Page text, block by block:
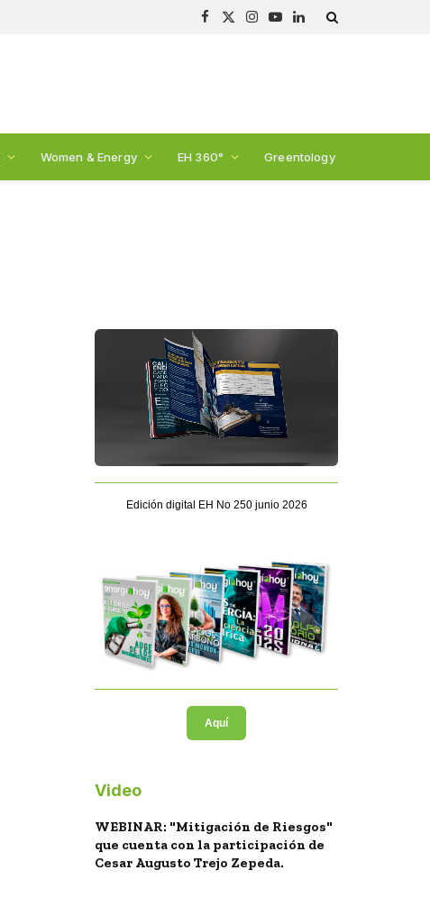
Facebook
X
Instagram
YouTubeLinkedIn
Women & Energy EH 360° Greentology
Edición digital EH No 250 junio 2026
Aquí
Video
WEBINAR: "Mitigación de Riesgos"
que cuenta con la participación de
Cesar Augusto Trejo Zepeda.